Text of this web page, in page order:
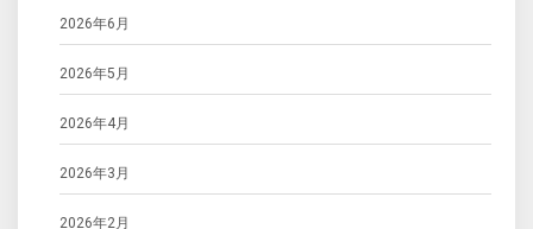
2026年6月
2026年5月
2026年4月
2026年3月
2026年2月